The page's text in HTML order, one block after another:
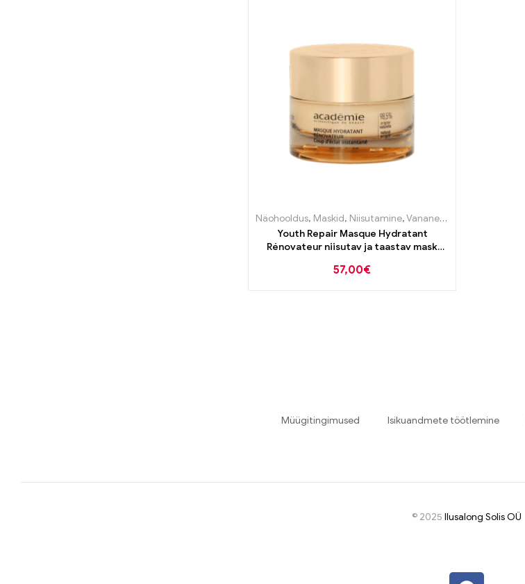
Näohooldus, Maskid, Niisutamine,Vananemisvastane
Youth Repair Masque Hydratant
Rénovateur niisutav ja taastav mask
57,00€
Müügitingimused Isikuandmete töötlemine
© 2025 Ilusalong Solis OÜ